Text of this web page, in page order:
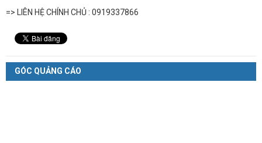
=> LIÊN HỆ CHÍNH CHỦ : 0919337866
GÓC QUẢNG CÁO